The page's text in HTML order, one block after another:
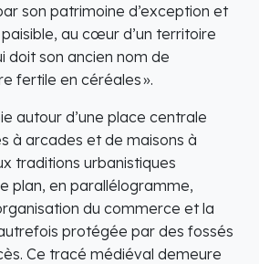
son patrimoine d’exception et
au cœur d’un territoire
doit son ancien nom de
fertile en céréales ».
autour d’une place centrale
à arcades et de maisons à
traditions urbanistiques
plan, en parallélogramme,
du commerce et la
protégée par des fossés
Ce tracé médiéval demeure